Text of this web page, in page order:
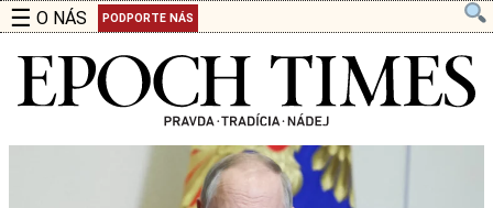
☰ O NÁS PODPORTE NÁS